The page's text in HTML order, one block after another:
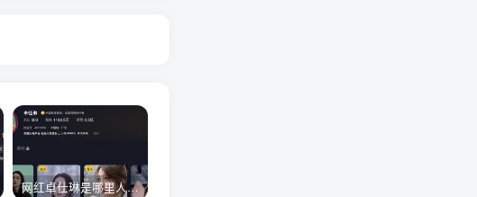
网红卓仕琳是哪里人，下跪的原因